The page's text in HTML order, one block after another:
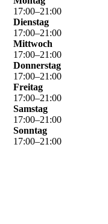
17:00–21 :00
Dienstag
17:00–21 :00
Mittwoch
17:00–21 :00
Donnerstag
17:00–21 :00
Freitag
17:00–21 :00
Samstag
17:00–21 :00
Sonntag
17:00–21 :00